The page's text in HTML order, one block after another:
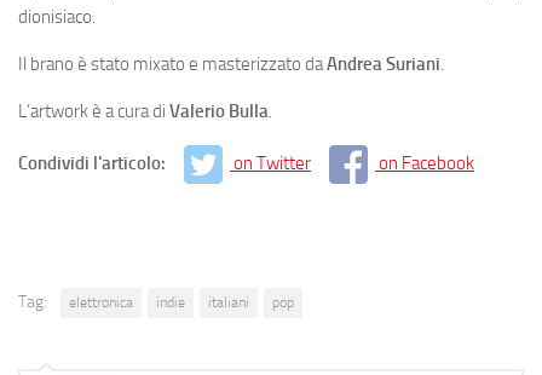
dionisiaco.
Il brano è stato mixato e masterizzato daAndrea Suriani.
L’artwork è a cura di Valerio Bulla.
Condividi l'articolo: on Twitter on Facebook
Tag: elettronica indie italiani pop